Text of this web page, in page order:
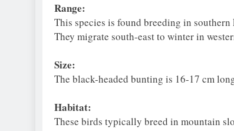
Range:
This species is found breeding in
They migrate south-east to winter in
Size:
The black-headed bunting is 16-17 cm
Habitat:
These birds typically breed in mountain